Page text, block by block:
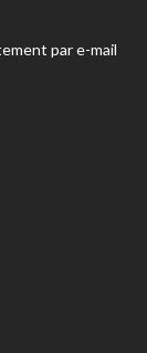
par e-mail